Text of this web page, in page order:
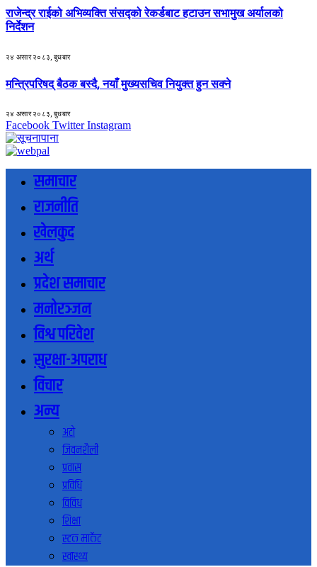
राजेन्द्र राईको अभिव्यक्ति संसद्को रेकर्डबाट हटाउन सभामुख अर्यालको
निर्देशन
२४ असार २०८३, बुधबार
मन्त्रिपरिषद् बैठक बस्दै, नयाँ मुख्यसचिव नियुक्त हुन सक्ने
२४ असार २०८३, बुधबार
Facebook Twitter Instagram
समाचार
राजनीति
खेलकुद
अर्थ
प्रदेश समाचार
मनोरञ्जन
विश्व परिवेश
सुरक्षा-अपराध
विचार
अन्य
अटो
जिवनशैली
प्रवास
प्रविधि
विविध
शिक्षा
स्टक मार्केट
स्वास्थ्य